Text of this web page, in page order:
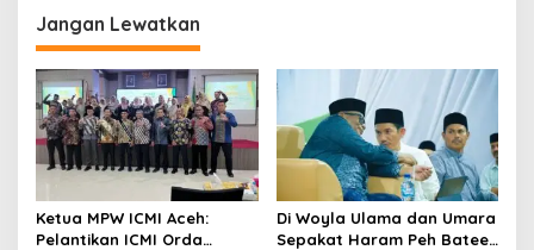
g
a
s
i
p
o
s
Jangan Lewatkan
Ketua MPW ICMI Aceh:
Pelantikan ICMI Orda
Di Woyla Ulama dan Umara
Sepakat Haram Peh Batee